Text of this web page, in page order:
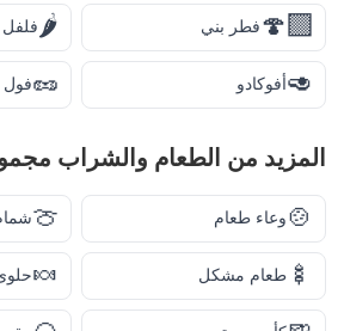
🍄‍🟫فطر بني 🌶️فلفل
🥑أفوكادو 🥜فول
المزيد من الطعام والشراب
🍲وعاء طعام 🍈
🍢 طعام مشكل 🍬